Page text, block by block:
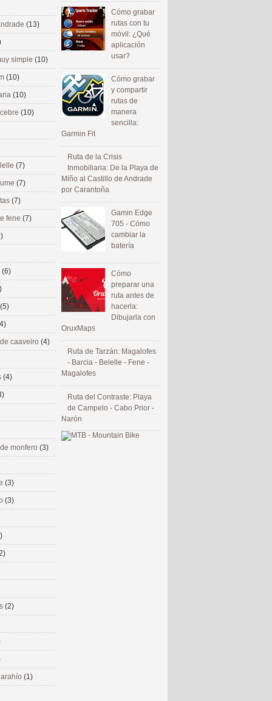
Cómo grabar
rutas con tu
móvil: ¿Qué
aplicación
usar?
Cómo grabar
y compartir
rutas de
manera
sencilla:
Garmin Fit
Ruta de la Crisis
Inmobiliaria: De la Playa de
Miño al Castillo de Andrade
por Carantoña
Gamin Edge
705 - Cómo
cambiar la
batería
Cómo
preparar una
ruta antes de
hacerla:
Dibujarla con
OruxMaps
Ruta de Tarzán: Magalofes
- Barcia - Belelle - Fene -
Magalofes
Ruta del Contraste: Playa
de Campelo - Cabo Prior -
Narón
(13)
simple (10)
(10)
(10)
(10)
(7)
(7)
(7)
fene (7)
(6)
(5)
caaveiro (4)
(4)
monfero (3)
(3)
(3)
(2)
(1)